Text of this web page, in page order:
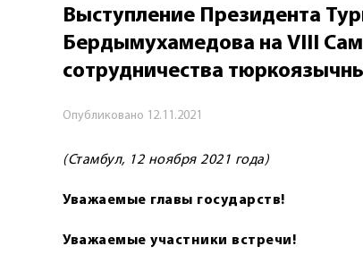
Выступление Президента
Бердымухамедова на VIII
сотрудничества
Опубликовано 12.11.2021
(Стамбул, 12 ноября 2021 года)
Уважаемые главы государств!
Уважаемые участники встречи!